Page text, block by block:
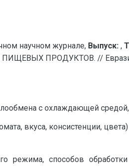
научном журнале, Выпуск: ,
ПРОДУКТОВ. //
с охлаждающей
вкуса, консистенции,
режима, способов